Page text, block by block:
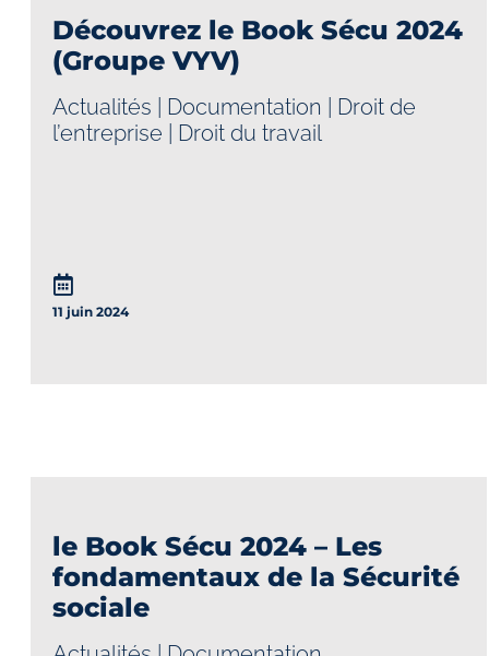
Découvrez le Book Sécu 2024
(Groupe VYV)
Actualités Documentation
Droit de
l’entreprise
Droit du travail
11 juin 2024
le Book Sécu 2024 – Les
fondamentaux de la Sécurité
sociale